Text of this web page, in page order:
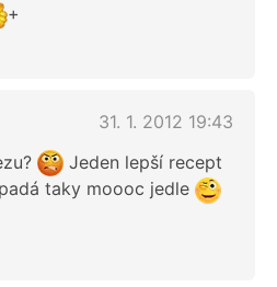
+
31. 1. 2012 19:43
Jeden lepší recept
taky moooc jedle